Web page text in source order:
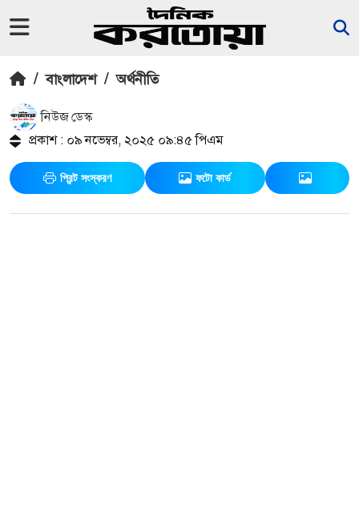
/ বাংলাদেশ / অর্থনীতি
নিউজ ডেস্ক
প্রকাশ : ০৯ নভেম্বর, ২০২৫ ০৯:৪৫ পিএম
প্রিন্ট সংস্করণ ফটো কার্ড